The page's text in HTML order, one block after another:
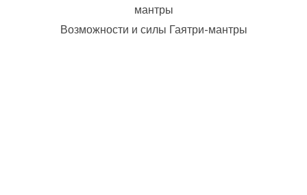
Возможности и силы Гаятри-мантры